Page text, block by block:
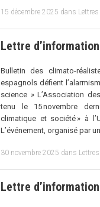
15 décembre 2025 dans
Lettre d’information
Bulletin des climato-
espagnols défient
science » L’Association
tenu le 15 novembre
climatique et société » à
L’événement, organisé par
30 novembre 2025 dans
Lettre d’information